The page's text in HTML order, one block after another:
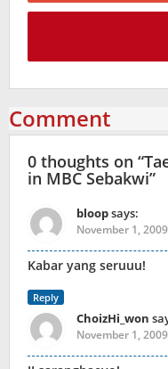
Comment
0 thoughts on “
in MBC Sebakwi”
bloopsays:
November 1,
Kabar yang seruuu!
Reply
ChoizHi_won
November 1,